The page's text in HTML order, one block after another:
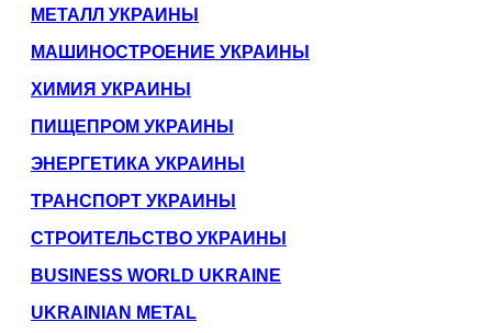
МЕТАЛЛ УКРАИНЫ
МАШИНОСТРОЕНИЕ УКРАИНЫ
ХИМИЯ УКРАИНЫ
ПИЩЕПРОМ УКРАИНЫ
ЭНЕРГЕТИКА УКРАИНЫ
ТРАНСПОРТ УКРАИНЫ
СТРОИТЕЛЬСТВО УКРАИНЫ
BUSINESS WORLD UKRAINE
UKRAINIAN METAL